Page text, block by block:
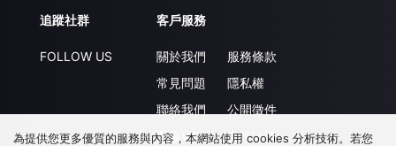
追蹤社群
FOLLOW US
客戶服務
關於我們
常見問題
聯絡我們
升級VIP
服務條款
隱私權
公開徵件
合作洽談
為提供您更多優質的服務與內容，本網站使用 cookies 分析技術。若您